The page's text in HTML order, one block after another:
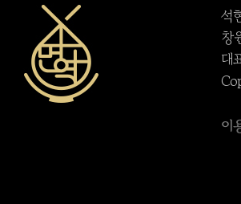
석
창
대
이